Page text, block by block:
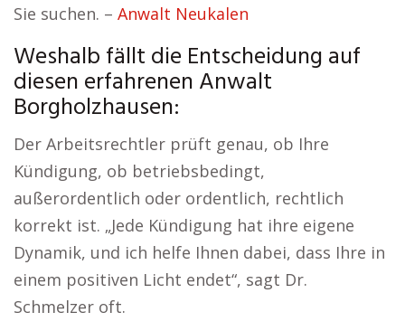
Sie suchen. – Anwalt Neukalen
Weshalb fällt die Entscheidung auf
diesen erfahrenen Anwalt
Borgholzhausen:
Der Arbeitsrechtler prüft genau, ob Ihre
Kündigung, ob betriebsbedingt,
außerordentlich oder ordentlich, rechtlich
korrekt ist. „Jede Kündigung hat ihre eigene
Dynamik, und ich helfe Ihnen dabei, dass Ihre in
einem positiven Licht endet“, sagt Dr.
Schmelzer oft.